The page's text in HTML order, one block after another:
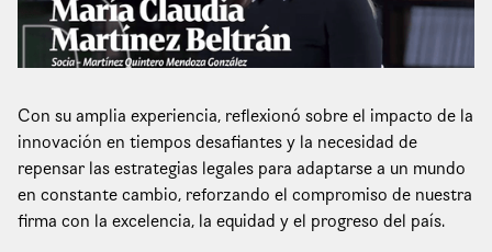
Con su amplia experiencia, reflexionó sobre el impacto de la
innovación en tiempos desafiantes y la necesidad de
repensar las estrategias legales para adaptarse a un mundo
en constante cambio, reforzando el compromiso de nuestra
firma con la excelencia, la equidad y el progreso del país.